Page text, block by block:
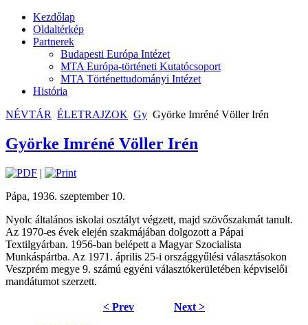
Kezdőlap
Oldaltérkép
Partnerek
Budapesti Európa Intézet
MTA Európa-történeti Kutatócsoport
MTA Történettudományi Intézet
História
NÉVTÁR ÉLETRAJZOK Gy Györke Imréné Völler Irén
Györke Imréné Völler Irén
|
Pápa, 1936. szeptember 10.
Nyolc általános iskolai osztályt végzett, majd szövőszakmát tanult.
Az 1970-es évek elején szakmájában dolgozott a Pápai
Textilgyárban. 1956-ban belépett a Magyar Szocialista
Munkáspártba. Az 1971. április 25-i országgyűlési választásokon
Veszprém megye 9. számú egyéni választókerületében képviselői
mandátumot szerzett.
< Prev Next >